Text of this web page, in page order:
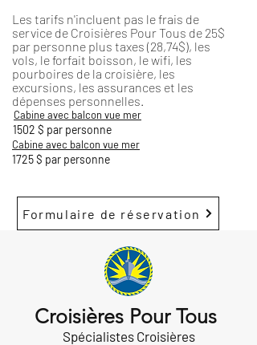
Les tarifs n'incluent pas le frais de
service de Croisières Pour Tous de 25$
par personne plus taxes (28,74$), les
vols, le forfait boisson, le wifi, les
pourboires de la croisière, les
excursions, les assurances et les
dépenses personnelles.
Cabine avec balcon vue mer
1502 $ par personne
Cabine avec balcon vue mer
1725 $ par personne
Formulaire de réservation
Croisières Pour Tous
Spécialistes Croisières